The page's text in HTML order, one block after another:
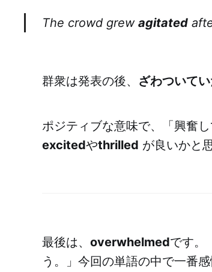
The crowd grew agitated
群衆は発表の後、 ざわついて
ポジティブな意味で、「興奮
excitedやthrilled が良いかと
最後は、 overwhelmedです。
う。」今回の単語の中で一番